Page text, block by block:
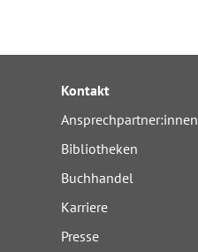
Kontakt
Ansprechpartner:innen
Bibliotheken
Buchhandel
Karriere
Presse